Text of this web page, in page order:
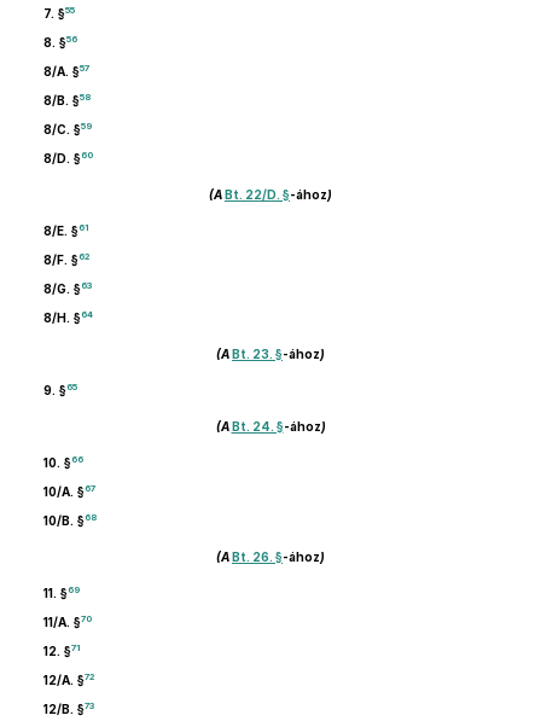
7. §55
8. §56
8/A. §57
8/B. §58
8/C. §59
8/D. §60
(ABt. 22/D. §-ához)
8/E. §61
8/F. §62
8/G. §63
8/H. §64
(ABt. 23. §-ához)
9. §65
(ABt. 24. §-ához)
10. §66
10/A. §67
10/B. §68
(ABt. 26. §-ához)
11. §69
11/A. §70
12. §71
12/A. §72
12/B. §73